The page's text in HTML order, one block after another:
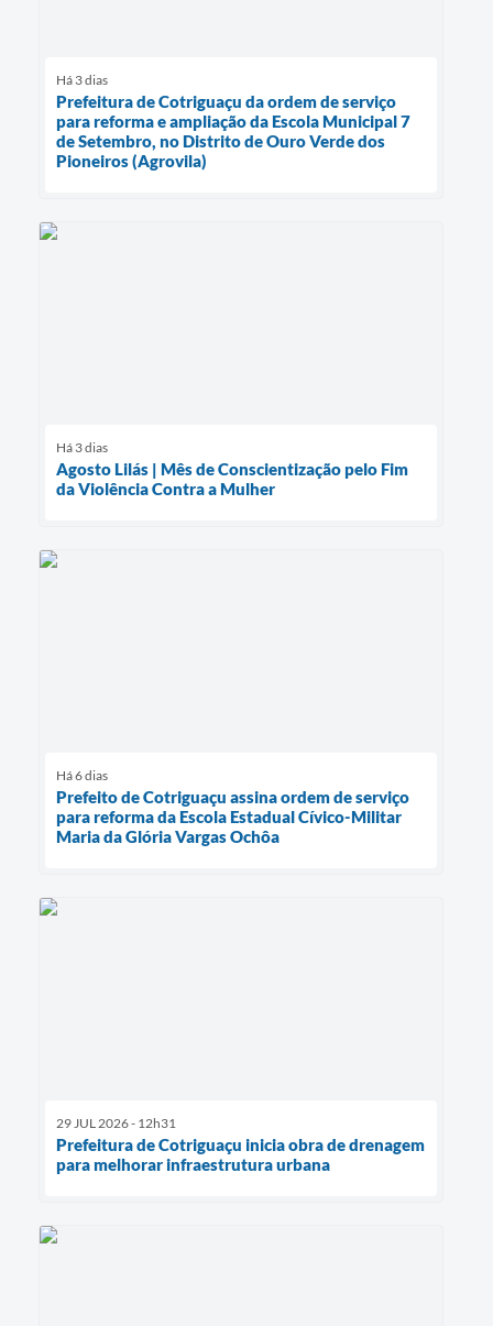
Há 3 dias
Prefeitura de Cotriguaçu da ordem de serviço
para reforma e ampliação da Escola Municipal 7
de Setembro, no Distrito de Ouro Verde dos
Pioneiros (Agrovila)
Há 3 dias
Agosto Lilás | Mês de Conscientização pelo Fim
da Violência Contra a Mulher
Há 6 dias
Prefeito de Cotriguaçu assina ordem de serviço
para reforma da Escola Estadual Cívico-Militar
Maria da Glória Vargas Ochôa
29 JUL 2026 - 12h31
Prefeitura de Cotriguaçu inicia obra de drenagem
para melhorar infraestrutura urbana